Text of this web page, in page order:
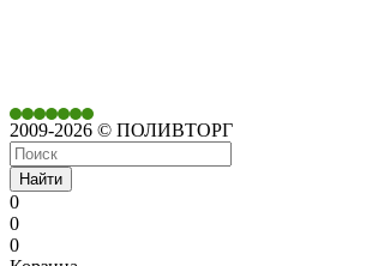
2009-2026 © ПОЛИВТОРГ
Найти
0
0
0